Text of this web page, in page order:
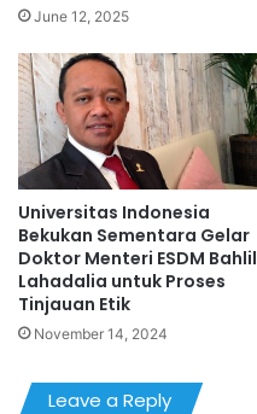
June 12, 2025
Universitas Indonesia
Bekukan Sementara Gelar
Doktor Menteri ESDM Bahlil
Lahadalia untuk Proses
Tinjauan Etik
November 14, 2024
Leave a Reply